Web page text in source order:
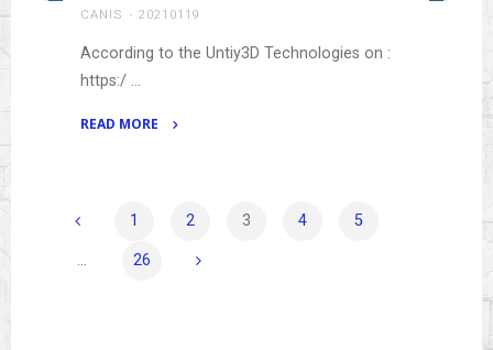
CANIS 20210119
According to the Untiy3D Technologies on :
https:/ …
READ MORE
文
1 2 3 4 5
... 26